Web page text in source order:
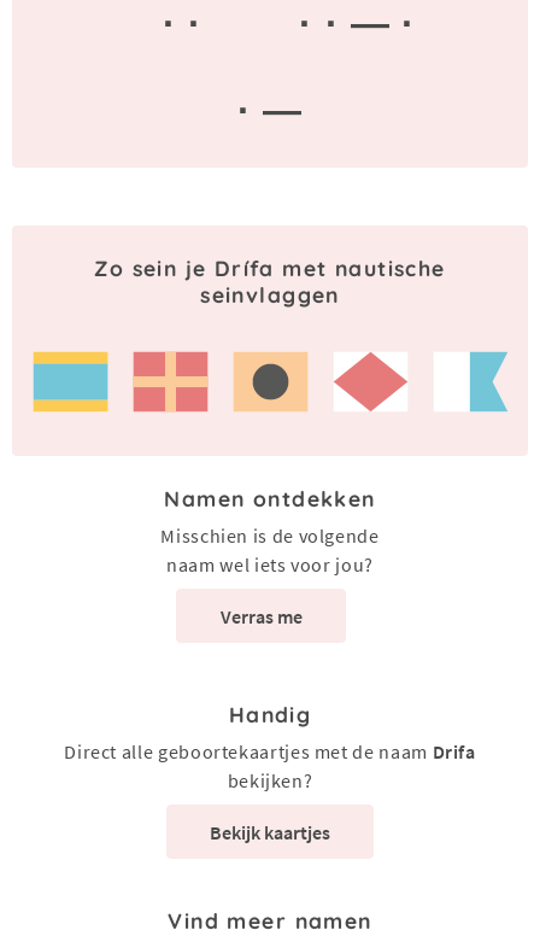
· ·
· · — ·
· —
Zo sein je Drífa met nautische
seinvlaggen
Namen ontdekken
Misschien is de volgende
naam wel iets voor jou?
Verras me
Handig
Direct alle geboortekaartjes met de naam Drifa
bekijken?
Bekijk kaartjes
Vind meer namen